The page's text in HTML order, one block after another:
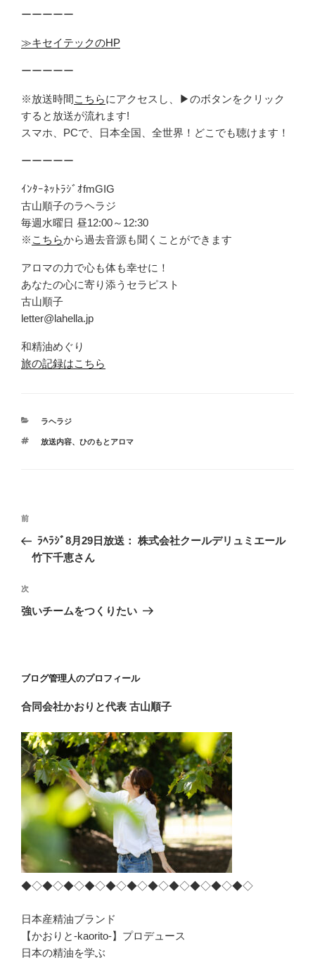
ーーーーー
≫キセイテックのHP
ーーーーー
※放送時間こちらにアクセスし、▶のボタンをクリック
すると放送が流れます!
スマホ、PCで、日本全国、全世界！どこでも聴けます！
ーーーーー
ｲﾝﾀｰﾈｯﾄﾗｼﾞｵfmGIG
古山順子のラヘラジ
毎週水曜日 昼12:00～12:30
※ こちらから過去音源も聞くことができます
アロマの力で心も体も幸せに！
あなたの心に寄り添うセラピスト
古山順子
letter@lahella.jp
和精油めぐり
旅の記録はこちら
カ
ゴ
ラヘラジ
タ
放送内容、 ひのもとアロマ
投
ナ
ゲ
ー
前
の
前
ﾗﾍﾗｼﾞ8月29日放送： 株式会社クールデリュミエール
竹下千恵さん
次
の
次
強いチームをつくりたい
ブログ管理人のプロフィール
合同会社かおりと代表 古山順子
◆◇◆◇◆◇◆◇◆◇◆◇◆◇◆◇◆◇◆◇◆◇
日本産精油ブランド
【かおりと-kaorito-】プロデュース
日本の精油を学ぶ